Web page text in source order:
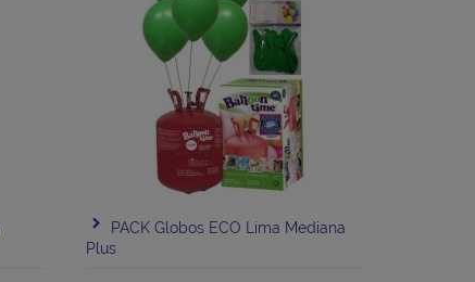
PACK Globos ECO Lima Mediana
Plus